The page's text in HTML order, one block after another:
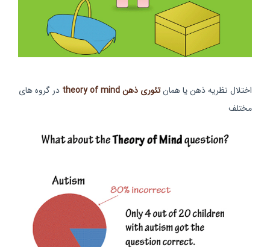
اختلال نظریه ذهن یا همانتئوری ذهنtheory of mind در گروه های
مختلف